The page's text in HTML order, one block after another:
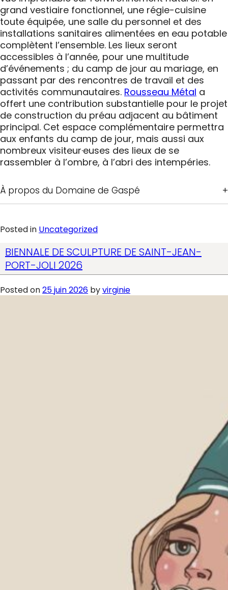
grand vestiaire fonctionnel, une régie-cuisine
toute équipée, une salle du personnel et des
installations sanitaires alimentées en eau potable
complètent l’ensemble. Les lieux seront
accessibles à l’année, pour une multitude
d’événements ; du camp de jour au mariage, en
passant par des rencontres de travail et des
activités communautaires. Rousseau Métal a
offert une contribution substantielle pour le projet
de construction du préau adjacent au bâtiment
principal. Cet espace complémentaire permettra
aux enfants du camp de jour, mais aussi aux
nombreux visiteur·euses des lieux de se
rassembler à l’ombre, à l’abri des intempéries.
À propos du Domaine de Gaspé
Posted in Uncategorized
BIENNALE DE SCULPTURE DE SAINT-JEAN-
PORT-JOLI 2026
Posted on25 juin 2026 byvirginie